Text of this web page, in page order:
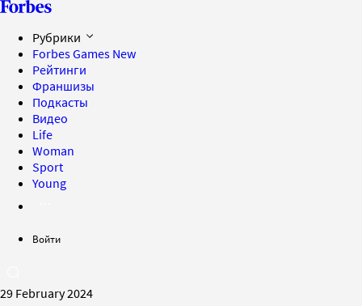
Рубрики
Forbes Games New
Рейтинги
Франшизы
Подкасты
Видео
Life
Woman
Sport
Young
Войти
29 February 2024